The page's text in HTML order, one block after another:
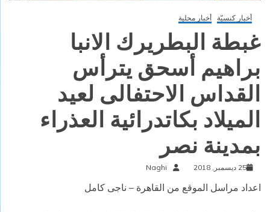
أخبار كنسيّة أخبار محلية
غبطة البطريرك الانبا
براهيم أسحق يترأس
القداس الاحتفالى لعيد
الميلاد بكاتدرائية العذراء
بمدينة نصر
25 ديسمبر, 2018 Naghi
اعداد مراسل الموقع من القاهرة – ناجى كامل